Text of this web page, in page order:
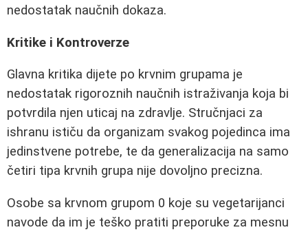
nedostatak naučnih dokaza.
Kritike i Kontroverze
Glavna kritika dijete po krvnim grupama je
nedostatak rigoroznih naučnih istraživanja koja bi
potvrdila njen uticaj na zdravlje. Stručnjaci za
ishranu ističu da organizam svakog pojedinca ima
jedinstvene potrebe, te da generalizacija na samo
četiri tipa krvnih grupa nije dovoljno precizna.
Osobe sa krvnom grupom 0 koje su vegetarijanci
navode da im je teško pratiti preporuke za mesnu